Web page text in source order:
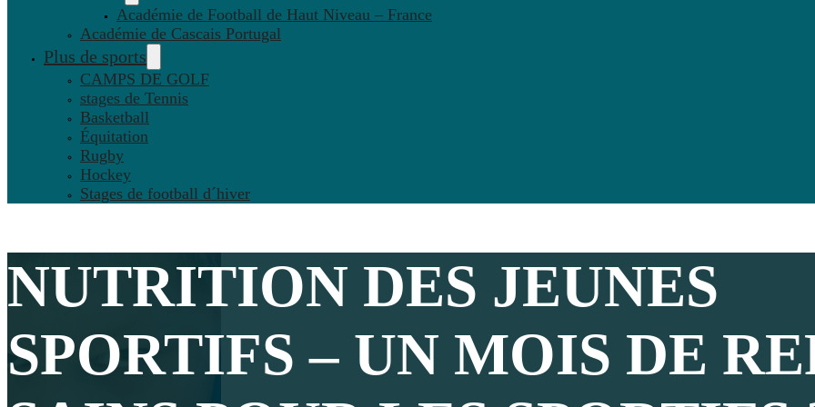
Académie de Football de Haut Niveau – France
Académie de Cascais Portugal
Plus de sports
CAMPS DE GOLF
stages de Tennis
Basketball
Équitation
Rugby
Hockey
Stages de football d´hiver
NUTRITION DES JEUNES
SPORTIFS – UN MOIS DE